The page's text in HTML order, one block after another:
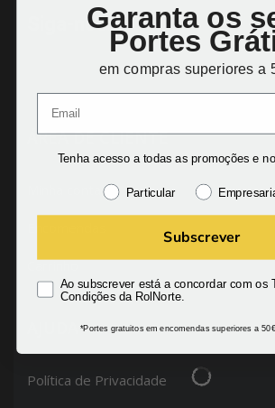
Siga-nos:
ÁREA DE CLIENTE
Carrinho
Política de Privacidade
Garanta os
Portes
em compras superiores a
Tenha acesso a todas as promoções e
Particular
Subscrever
Ao subscrever está a concordar com os
Condições da RolNorte.
*Portes gratuitos em encomendas superiores a